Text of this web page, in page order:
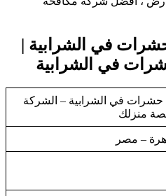
في الشرابية |
في الشرابية
في الشرابية – الشركة
منزلك
– مصر